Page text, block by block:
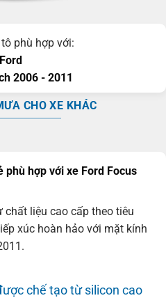
phù hợp với:
Ford
2006 - 2011
CHO XE KHÁC
phù hợp với xe Ford Focus
liệu cao cấp theo tiêu
xúc hoàn hảo với mặt kính
chế tạo từ silicon cao